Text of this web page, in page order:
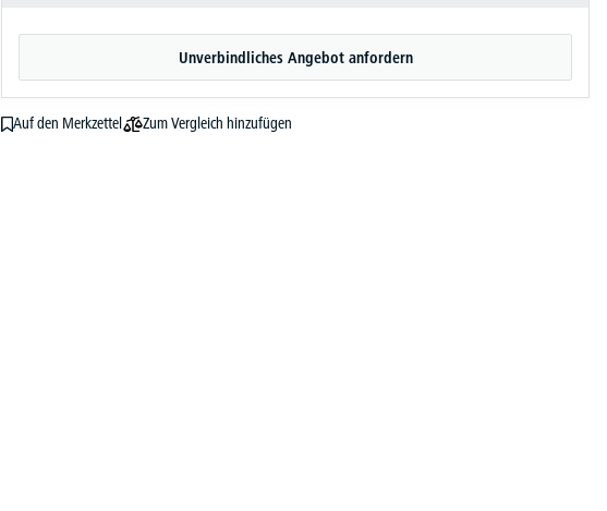
Unverbindliches Angebot anfordern
Auf den Merkzettel
Zum Vergleich hinzufügen